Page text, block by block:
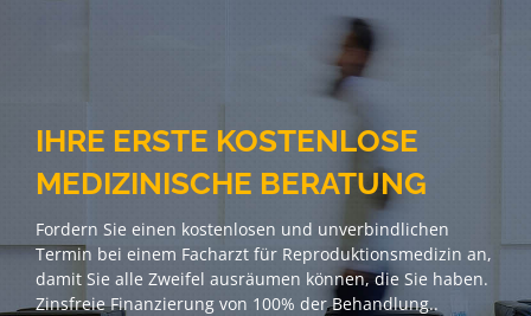
IHRE ERSTE KOSTENLOSE
MEDIZINISCHE BERATUNG
Fordern Sie einen kostenlosen und unverbindlichen
Termin bei einem Facharzt für Reproduktionsmedizin an,
damit Sie alle Zweifel ausräumen können, die Sie haben.
Zinsfreie Finanzierung von 100% der Behandlung..